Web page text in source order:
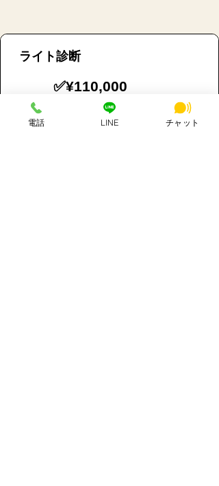
ライト診断
✅¥110,000
☑︎GSCクエリ・主要ページ確認
電話 LINE チャット